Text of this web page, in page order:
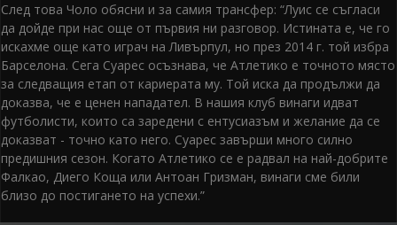
След това Чоло обясни и за самия трансфер: “Луис се съгласи
да дойде при нас още от първия ни разговор. Истината е, че го
искахме още като играч на Ливърпул, но през 2014 г. той избра
Барселона. Сега Суарес осъзнава, че Атлетико е точното място
за следващия етап от кариерата му. Той иска да продължи да
доказва, че е ценен нападател. В нашия клуб винаги идват
футболисти, които са заредени с ентусиазъм и желание да се
доказват - точно като него. Суарес завърши много силно
предишния сезон. Когато Атлетико се е радвал на най-добрите
Фалкао, Диего Коща или Антоан Гризман, винаги сме били
близо до постигането на успехи.”